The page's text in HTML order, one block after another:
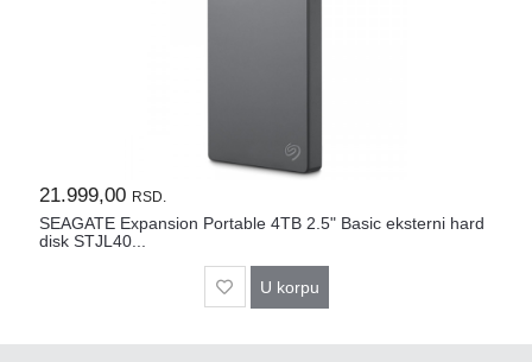
21.999,00 RSD.
SEAGATE Expansion Portable 4TB 2.5" Basic eksterni hard
disk STJL40...
U korpu